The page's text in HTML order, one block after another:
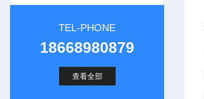
TEL-PHONE
18668980879
查看全部